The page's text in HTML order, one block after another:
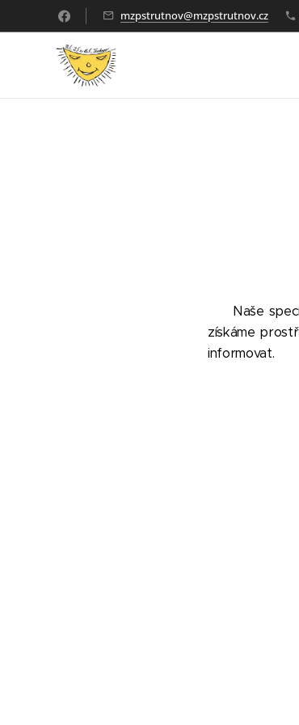
mzpstrutnov@mzpstrutnov.cz
Naše
získáme
informovat.